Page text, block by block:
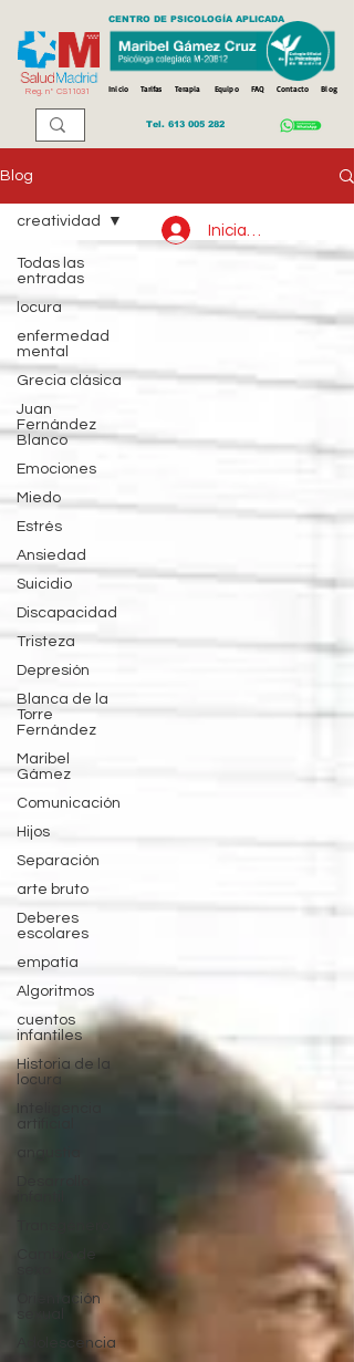
Reg. nº CS11031
CENTRO DE PSICOLOGÍA APLICADA
Inicio Tarifas Terapia Equipo FAQ Contacto Blog
Tel. 613 005 282
Blog
Todas las
entradas
locura
enfermedad
mental
Grecia clásica
Juan
Fernández
Blanco
Emociones
Miedo
Estrés
Ansiedad
Suicidio
Discapacidad
Tristeza
Depresión
Blanca de la
Torre
Fernández
Maribel
Gámez
Comunicación
Hijos
Separación
arte bruto
Deberes
escolares
empatía
Algoritmos
cuentos
infantiles
Historia de la
locura
artificial
Cambio de
Orientación
Adolescencia
creatividad
Iniciar sesión